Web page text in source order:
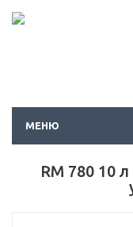
МЕНЮ
RM 780 10